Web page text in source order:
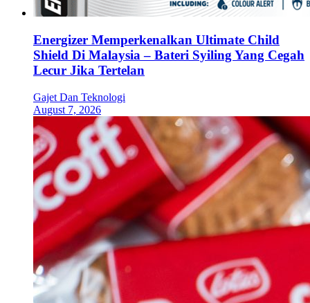
Energizer Memperkenalkan Ultimate Child
Shield Di Malaysia – Bateri Syiling Yang Cegah
Lecur Jika Tertelan
Gajet Dan Teknologi
August 7, 2026